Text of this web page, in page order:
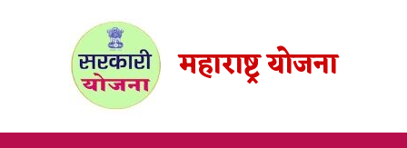
महाराष्ट्र योजना